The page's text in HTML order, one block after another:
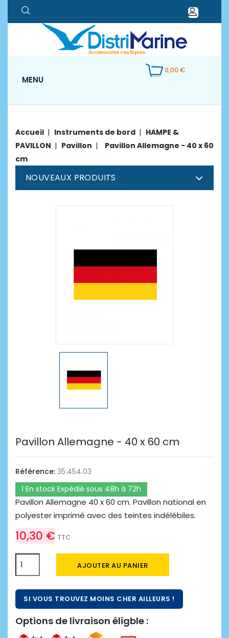
0,00 €
MENU
Accueil Instruments de bord
HAMPE &
PAVILLON
Pavillon
Pavillon Allemagne - 40 x 60
cm
NOUVEAUX PRODUITS
Pavillon Allemagne - 40 x 60 cm
Référence: 35.454.03
1 En stock Expédié sous 48h à 72h
Pavillon Allemagne 40 x 60 cm. Pavillon national en
polyester imprimé avec des teintes indélébiles.
10,30 € TTC
AJOUTER AU PANIER
SI VOUS TROUVEZ MOINS CHER AILLEURS !
Options de livraison éligble :